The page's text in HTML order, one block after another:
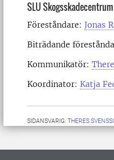
SLU Skogsskadecentrum
Föreståndare: Jonas
Biträdande
Kommunikatör:
Koordinator: Katja
SIDANSVARIG: